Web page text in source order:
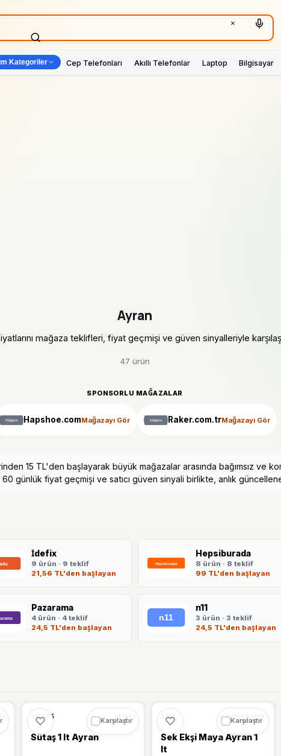
×
Kategoriler Cep Telefonları Akıllı Telefonlar Laptop Bilgisayar
Ayran
mağaza teklifleri, fiyat geçmişi ve güven sinyalleriyle
47 ürün
SPONSORLU MAĞAZALAR
Hapshoe.comMağazayı Gör Raker.com.trMağazayı Gör
15 TL'den başlayarak büyük mağazalar arasında bağımsız ve
günlük fiyat geçmişi ve satıcı güven sinyali birlikte, anlık
İdefix
9 ürün · 9 teklif
21,56 TL'den başlayan
Hepsiburada
8 ürün · 8 teklif
99 TL'den başlayan
Pazarama
4 ürün · 4 teklif
24,5 TL'den başlayan
n11
3 ürün · 3 teklif
24,5 TL'den başlayan
Karşılaştır
%45 🔥
SÜTAŞ
Sütaş 1 lt Ayran
Karşılaştır
%17
SEK sınırlı stok
Sek Ekşi Maya Ayran 1
lt